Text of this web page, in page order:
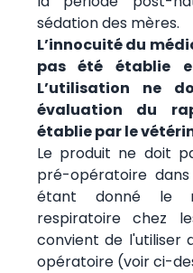
sédation des mères.
L’innocuité du
pas été établie
L’utilisation ne
évaluation du
établie par le
Le produit ne doit
pré-opératoire
étant donné le
respiratoire chez
convient de l'utiliser
opératoire (voir ci-